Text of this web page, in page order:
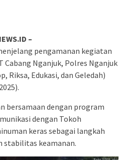
–
pengamanan kegiatan
Cabang Nganjuk, Polres Nganjuk
Riksa, Edukasi, dan Geledah)
bersamaan dengan program
dengan Tokoh
keras sebagai langkah
stabilitas keamanan.